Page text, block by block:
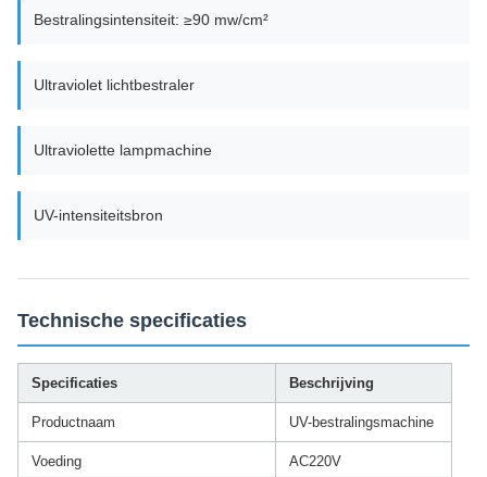
Bestralingsintensiteit: ≥90 mw/cm²
Ultraviolet lichtbestraler
Ultraviolette lampmachine
UV-intensiteitsbron
Technische specificaties
Specificaties Beschrijving
Productnaam UV-bestralingsmachine
Voeding AC220V